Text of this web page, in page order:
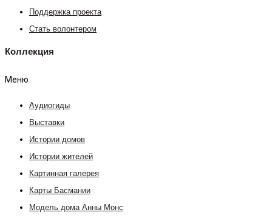
Поддержка проекта
Стать волонтером
Коллекция
Меню
Аудиогиды
Выставки
Истории домов
Истории жителей
Картинная галерея
Карты Басмании
Модель дома Анны Монс